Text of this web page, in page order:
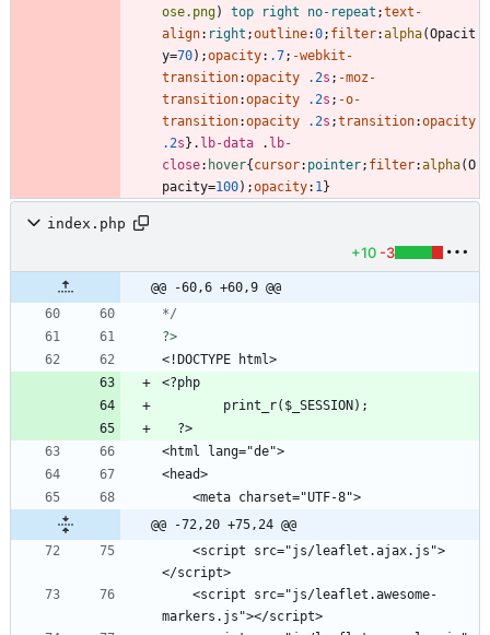
ose.png) top right no-repeat ;text-
align: right ;outline:0; filter:alpha(Opacit
y=70) ;opacity: .7; -webkit-
transition:opacity .2s ; -moz-
transition:opacity .2s ; -o-
transition:opacity .2s ;transition:opacity
.2s } . lb-data . lb-
close: hover{ cursor: pointer; filter:alpha(O
pacity=100) ;opacity: 1}
index.php
+10 -3
@@ -60,6 +60,9 @@
*/
?>
@@ -72,20 +75,24 @@